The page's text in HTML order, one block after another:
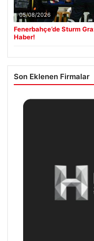
05/08/2026
Fenerbahçe’de Sturm
Haber!
Son Eklenen Firmalar